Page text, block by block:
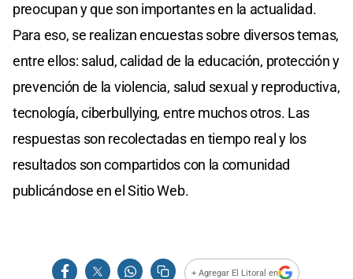
preocupan y que son importantes en la actualidad.
Para eso, se realizan encuestas sobre diversos temas,
entre ellos: salud, calidad de la educación, protección y
prevención de la violencia, salud sexual y reproductiva,
tecnología, ciberbullying, entre muchos otros. Las
respuestas son recolectadas en tiempo real y los
resultados son compartidos con la comunidad
publicándose en el Sitio Web.
+ Agregar El Litoral en